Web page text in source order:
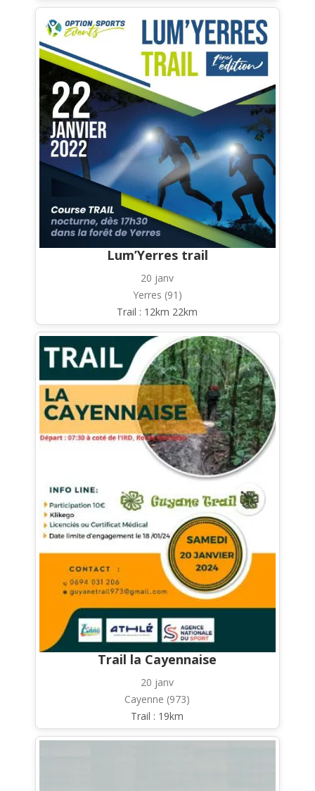
Lum’Yerres trail
20 janv
Yerres (91)
Trail : 12km 22km
Trail la Cayennaise
20 janv
Cayenne (973)
Trail : 19km